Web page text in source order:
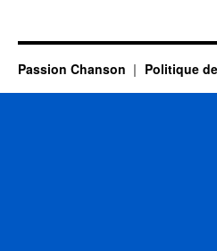
Passion Chanson Politique